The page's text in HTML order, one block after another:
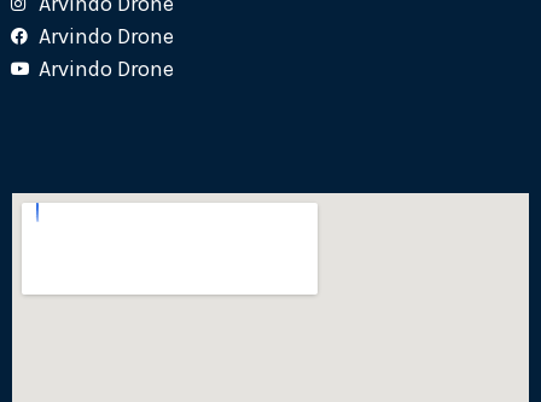
Arvindo Drone
Arvindo Drone